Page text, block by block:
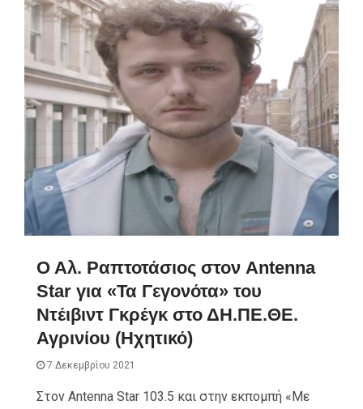
Ο Αλ. Ραπτοτάσιος στον Antenna
Star για «Τα Γεγονότα» του
Ντέιβιντ Γκρέγκ στο ΔΗ.ΠΕ.ΘΕ.
Αγρινίου (Ηχητικό)
7 Δεκεμβρίου 2021
Στον Antenna Star 103.5 και στην εκπομπή «Με